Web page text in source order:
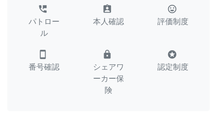
perm_phone_msg
パトロー
ル
assignment_ind
本人確認
tag_faces
評価制度
smartphone
番号確認
lock
シェアワ
ーカー保
険
stars
認定制度